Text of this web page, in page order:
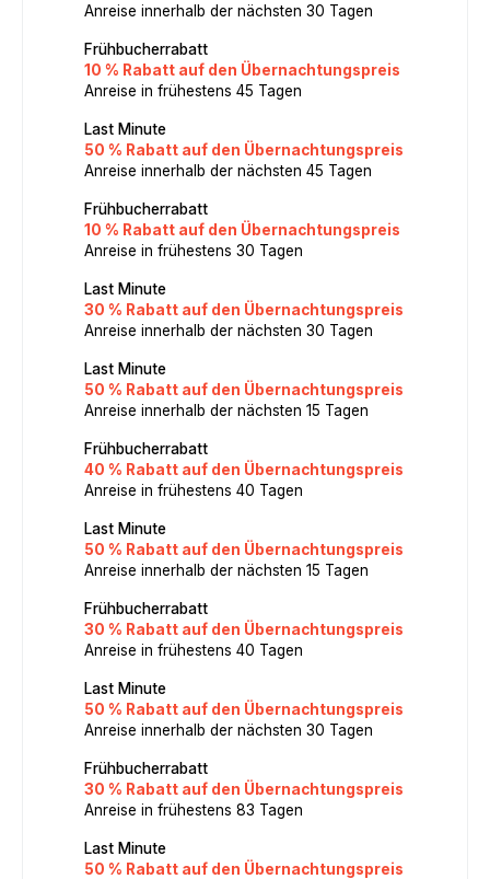
Anreise innerhalb der nächsten 30 Tagen
Frühbucherrabatt
10 % Rabatt auf den Übernachtungspreis
Anreise in frühestens 45 Tagen
Last Minute
50 % Rabatt auf den Übernachtungspreis
Anreise innerhalb der nächsten 45 Tagen
Frühbucherrabatt
10 % Rabatt auf den Übernachtungspreis
Anreise in frühestens 30 Tagen
Last Minute
30 % Rabatt auf den Übernachtungspreis
Anreise innerhalb der nächsten 30 Tagen
Last Minute
50 % Rabatt auf den Übernachtungspreis
Anreise innerhalb der nächsten 15 Tagen
Frühbucherrabatt
40 % Rabatt auf den Übernachtungspreis
Anreise in frühestens 40 Tagen
Last Minute
50 % Rabatt auf den Übernachtungspreis
Anreise innerhalb der nächsten 15 Tagen
Frühbucherrabatt
30 % Rabatt auf den Übernachtungspreis
Anreise in frühestens 40 Tagen
Last Minute
50 % Rabatt auf den Übernachtungspreis
Anreise innerhalb der nächsten 30 Tagen
Frühbucherrabatt
30 % Rabatt auf den Übernachtungspreis
Anreise in frühestens 83 Tagen
Last Minute
50 % Rabatt auf den Übernachtungspreis